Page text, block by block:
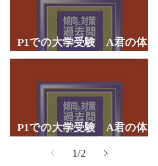
P1での大学受験 A君の体
験談パート２
P1での大学受験 A君の体
1/2